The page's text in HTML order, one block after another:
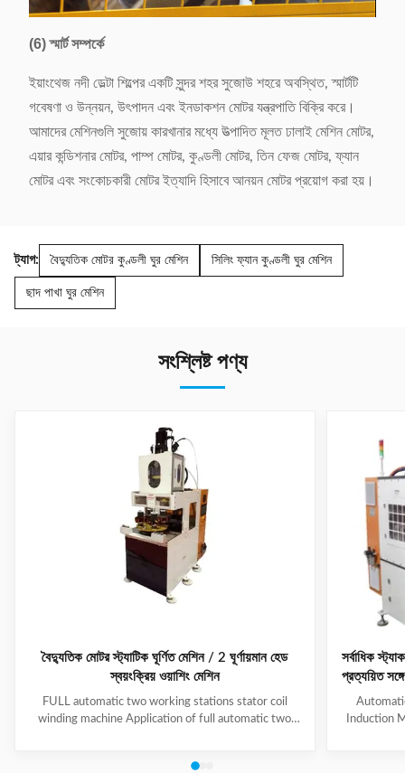
(6) স্মার্ট সম্পর্কে
ইয়াংথেজ নদী ডেল্টা শিল্পের একটি সুন্দর শহর সুজোউ শহরে অবস্থিত, স্মার্টটি
গবেষণা ও উন্নয়ন, উৎপাদন এবং ইনডাকশন মোটর যন্ত্রপাতি বিক্রি করে।
আমাদের মেশিনগুলি সুজোয় কারখানার মধ্যে উত্পাদিত মূলত ঢালাই মেশিন মোটর,
এয়ার কন্ডিশনার মোটর, পাম্প মোটর, কুণ্ডলী মোটর, তিন ফেজ মোটর, ফ্যান
মোটর এবং সংকোচকারী মোটর ইত্যাদি হিসাবে আনয়ন মোটর প্রয়োগ করা হয়।
ট্যাগ: বৈদ্যুতিক মোটর কুণ্ডলী ঘুর মেশিন সিলিং ফ্যান কুণ্ডলী ঘুর মেশিন
ছাদ পাখা ঘুর মেশিন
সংশ্লিষ্ট পণ্য
বৈদ্যুতিক মোটর স্ট্যাটিক ঘূর্ণিত মেশিন / 2 ঘূর্ণায়মান হেড
স্বয়ংক্রিয় ওয়াশিং মেশিন
FULL automatic two working stations stator coil
winding machine Application of full automatic two
poles, 4 poles and 6poles coils winding. 1. Main
সর্বাধিক
প্রত্যয়িত
Induction